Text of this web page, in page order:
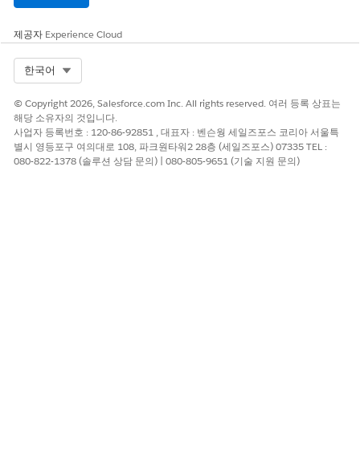
제공자 Experience Cloud
한국어
© Copyright 2026, Salesforce.com Inc. All rights reserved. 여러 등록 상표는
해당 소유자의 것입니다.
사업자 등록번호 : 120-86-92851 , 대표자 : 벤슨웡 세일즈포스 코리아 서울특
별시 영등포구 여의대로 108, 파크원타워2 28층 (세일즈포스) 07335 TEL :
080-822-1378 (솔루션 상담 문의) | 080-805-9651 (기술 지원 문의)